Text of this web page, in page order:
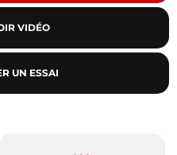
VIDÉO
UN ESSAI